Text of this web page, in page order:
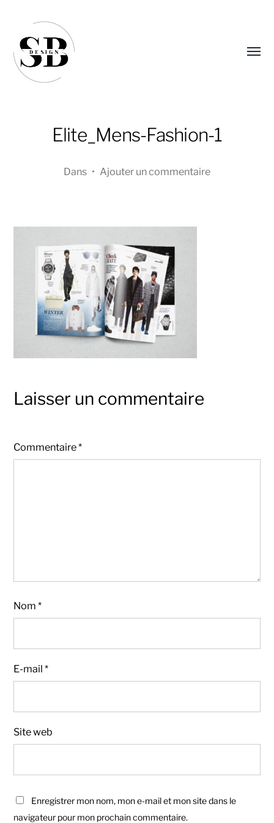
Sandra
Boucher
Elite_Mens-Fashion-1
Dans • Ajouter un commentaire
Laisser un commentaire
Commentaire*
Nom*
E-mail*
Site web
Enregistrer mon nom, mon e-mail et mon site dans le
navigateur pour mon prochain commentaire.